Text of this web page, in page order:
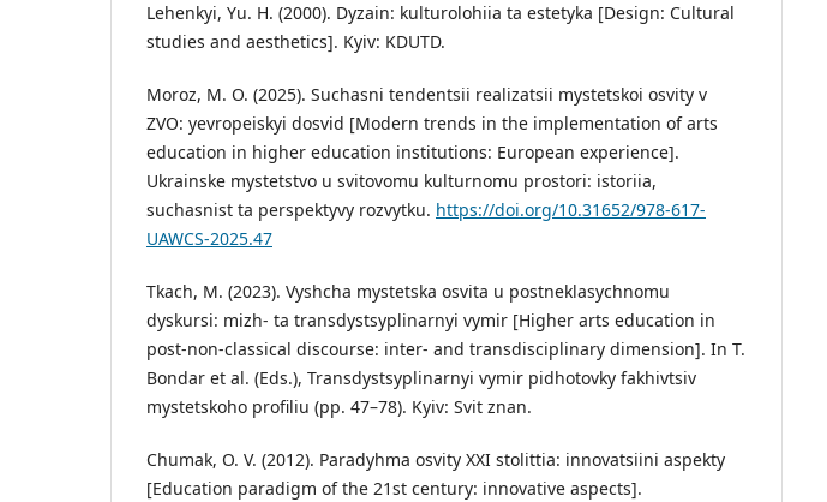
Lehenkyi, Yu. H. (2000). Dyzain: kulturolohiia ta estetyka [Design: Cultural
studies and aesthetics]. Kyiv: KDUTD.
Moroz, M. O. (2025). Suchasni tendentsii realizatsii mystetskoi osvity v
ZVO: yevropeiskyi dosvid [Modern trends in the implementation of arts
education in higher education institutions: European experience].
Ukrainske mystetstvo u svitovomu kulturnomu prostori: istoriia,
suchasnist ta perspektyvy rozvytku. https://doi.org/10.31652/978-617-
UAWCS-2025.47
Tkach, M. (2023). Vyshcha mystetska osvita u postneklasychnomu
dyskursi: mizh- ta transdystsyplinarnyi vymir [Higher arts education in
post-non-classical discourse: inter- and transdisciplinary dimension]. In T.
Bondar et al. (Eds.), Transdystsyplinarnyi vymir pidhotovky fakhivtsiv
mystetskoho profiliu (pp. 47–78). Kyiv: Svit znan.
Chumak, O. V. (2012). Paradyhma osvity XXI stolittia: innovatsiini aspekty
[Education paradigm of the 21st century: innovative aspects].